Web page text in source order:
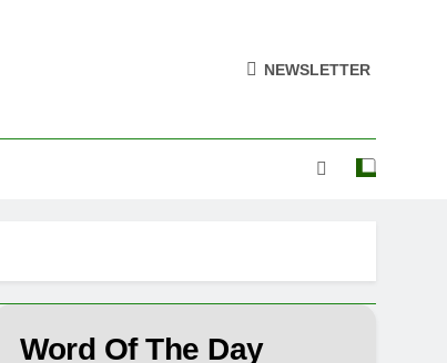
NEWSLETTER
Word Of The Day